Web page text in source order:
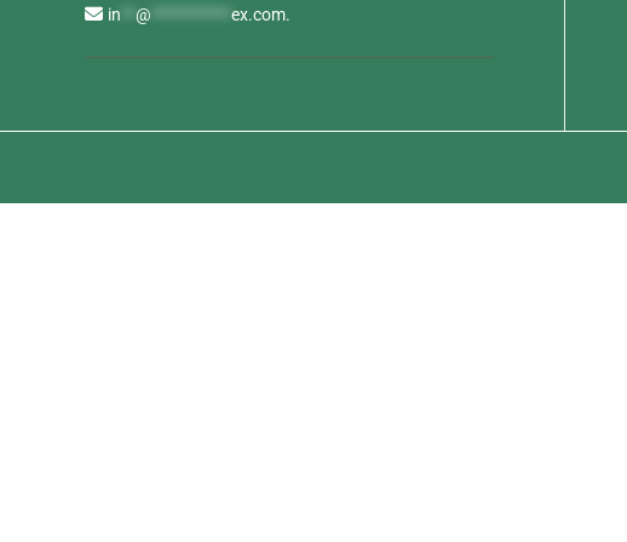
in @ ex.com.